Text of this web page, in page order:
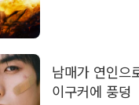
남매가 연인
이구커에 풍덩